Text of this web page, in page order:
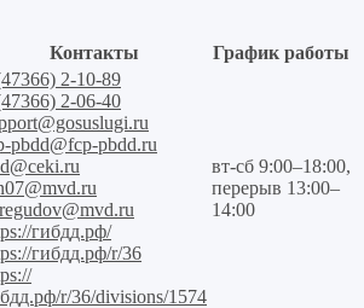
Контакты График работы
2-10-89
2-06-40
pbdd@fcp-pbdd.ru
гибдд.рф/
гибдд.рф/r/36
r/36/divisions/1574
вт-сб 9:00–18:00,
перерыв 13:00–
14:00